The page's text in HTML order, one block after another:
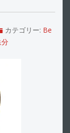
カテゴリー: Be